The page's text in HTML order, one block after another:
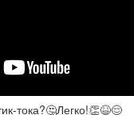
тока?🤔Легко!👏😆😌